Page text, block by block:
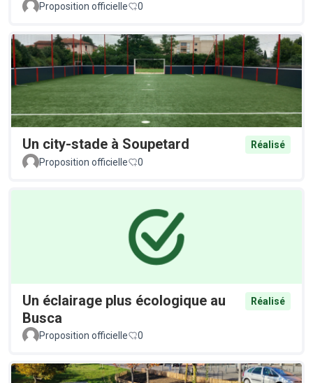
Proposition officielle 0
Un city-stade à Soupetard
Réalisé
Proposition officielle
0
Un éclairage plus écologique au
Busca
Réalisé
Proposition officielle 0